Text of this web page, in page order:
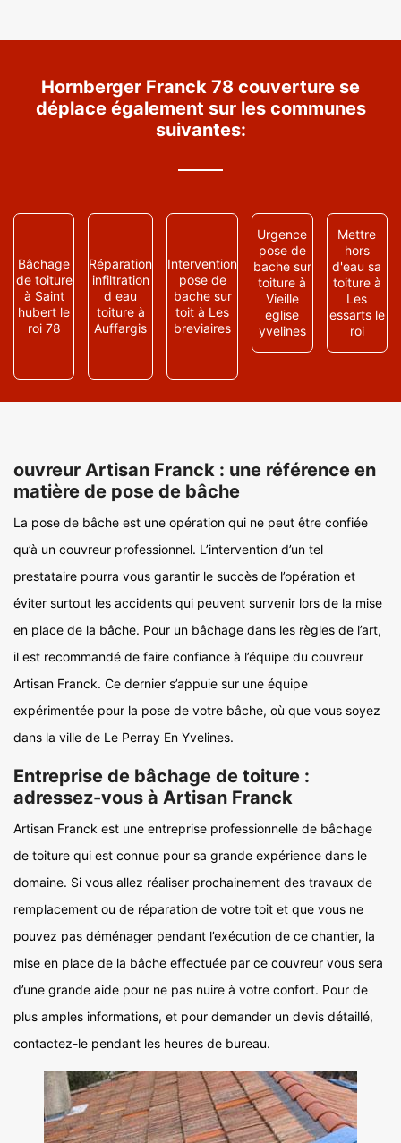
Hornberger Franck 78 couverture se
déplace également sur les communes
suivantes:
Bâchage
de toiture
à Saint
hubert le
roi 78
Réparation
infiltration
d eau
toiture à
Auffargis
Intervention
pose de
bache sur
toit à Les
breviaires
Urgence
pose de
bache sur
toiture à
Vieille
eglise
yvelines
Mettre
hors
d'eau sa
toiture à
Les
essarts le
roi
ouvreur Artisan Franck : une référence en
matière de pose de bâche
La pose de bâche est une opération qui ne peut être confiée
qu’à un couvreur professionnel. L’intervention d’un tel
prestataire pourra vous garantir le succès de l’opération et
éviter surtout les accidents qui peuvent survenir lors de la mise
en place de la bâche. Pour un bâchage dans les règles de l’art,
il est recommandé de faire confiance à l’équipe du couvreur
Artisan Franck. Ce dernier s’appuie sur une équipe
expérimentée pour la pose de votre bâche, où que vous soyez
dans la ville de Le Perray En Yvelines.
Entreprise de bâchage de toiture :
adressez-vous à Artisan Franck
Artisan Franck est une entreprise professionnelle de bâchage
de toiture qui est connue pour sa grande expérience dans le
domaine. Si vous allez réaliser prochainement des travaux de
remplacement ou de réparation de votre toit et que vous ne
pouvez pas déménager pendant l’exécution de ce chantier, la
mise en place de la bâche effectuée par ce couvreur vous sera
d’une grande aide pour ne pas nuire à votre confort. Pour de
plus amples informations, et pour demander un devis détaillé,
contactez-le pendant les heures de bureau.